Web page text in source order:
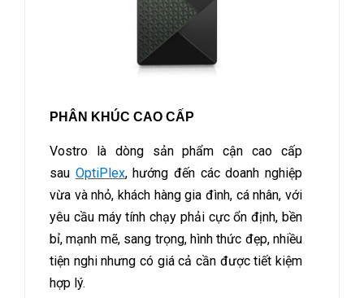
PHÂN KHÚC CAO CẤP
Vostro là dòng sản phẩm cận cao cấp
sau OptiPlex, hướng đến các doanh nghiệp
vừa và nhỏ, khách hàng gia đình, cá nhân, với
yêu cầu máy tính chạy phải cực ổn định, bền
bỉ, mạnh mẽ, sang trọng, hình thức đẹp, nhiều
tiện nghi nhưng có giá cả cần được tiết kiệm
hợp lý.